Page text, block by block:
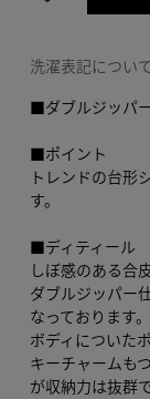
洗濯表記につい
■ダブルジッパ
■ポイント
トレンドの台形
す。
■ディティール
しぼ感のある合
ダブルジッパー
なっております。
ボディについた
キーチャームも
が収納力は抜群で